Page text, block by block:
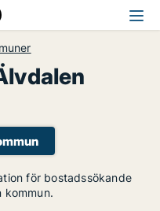
för bostadssökande
kommun.